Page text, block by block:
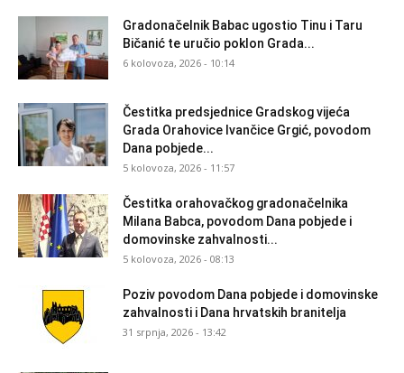
Gradonačelnik Babac ugostio Tinu i Taru
Bičanić te uručio poklon Grada...
6 kolovoza, 2026 - 10:14
Čestitka predsjednice Gradskog vijeća
Grada Orahovice Ivančice Grgić, povodom
Dana pobjede...
5 kolovoza, 2026 - 11:57
Čestitka orahovačkog gradonačelnika
Milana Babca, povodom Dana pobjede i
domovinske zahvalnosti...
5 kolovoza, 2026 - 08:13
Poziv povodom Dana pobjede i domovinske
zahvalnosti i Dana hrvatskih branitelja
31 srpnja, 2026 - 13:42